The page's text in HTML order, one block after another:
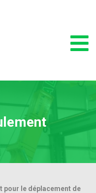
pour le déplacement de